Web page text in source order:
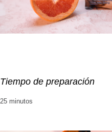
Tiempo de preparación
25 minutos